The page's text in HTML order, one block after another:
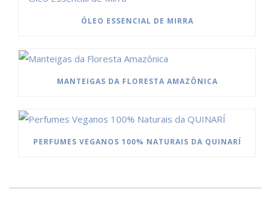
ÓLEO ESSENCIAL DE MIRRA
MANTEIGAS DA FLORESTA AMAZÔNICA
PERFUMES VEGANOS 100% NATURAIS DA QUINARÍ